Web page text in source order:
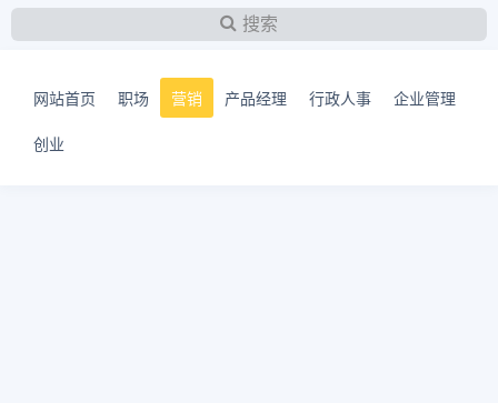
搜索
网站首页 职场 营销 产品经理 行政人事 企业管理
创业